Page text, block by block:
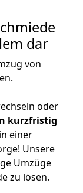
dar
von
oder
kurzfristig
einer
Unsere
Umzüge
zu lösen.